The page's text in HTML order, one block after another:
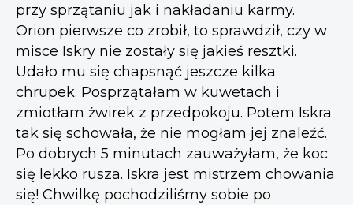
przy sprzątaniu jak i nakładaniu karmy.
Orion pierwsze co zrobił, to sprawdził, czy w
misce Iskry nie zostały się jakieś resztki.
Udało mu się chapsnąć jeszcze kilka
chrupek. Posprzątałam w kuwetach i
zmiotłam żwirek z przedpokoju. Potem Iskra
tak się schowała, że nie mogłam jej znaleźć.
Po dobrych 5 minutach zauważyłam, że koc
się lekko rusza. Iskra jest mistrzem chowania
się! Chwilkę pochodziliśmy sobie po